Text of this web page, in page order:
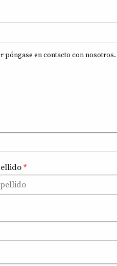
póngase en contacto con nosotros.
*